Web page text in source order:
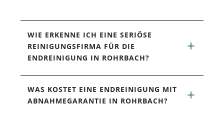
WIE ERKENNE ICH EINE SERIÖSE
REINIGUNGSFIRMA FÜR DIE
ENDREINIGUNG IN ROHRBACH?
WAS KOSTET EINE ENDREINIGUNG MIT
ABNAHMEGARANTIE IN ROHRBACH?